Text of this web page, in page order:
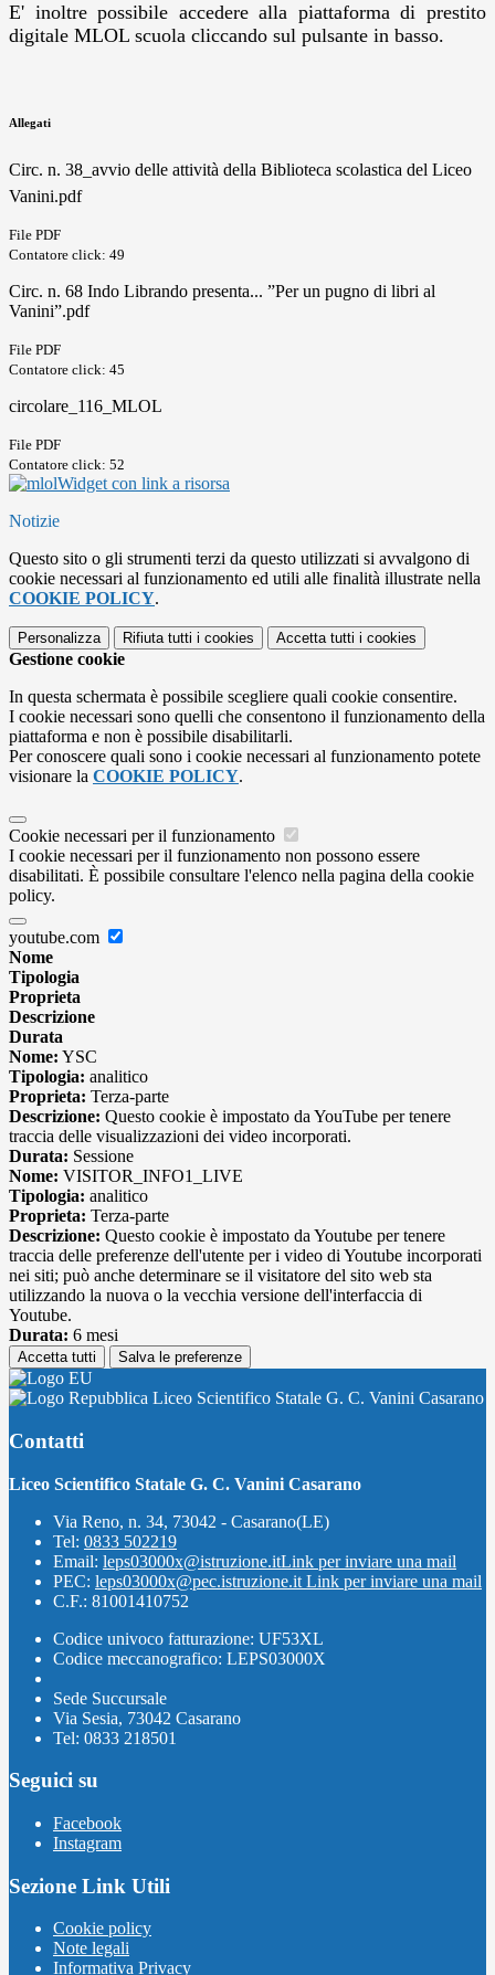
E' inoltre possibile accedere alla piattaforma di prestito
digitale MLOL scuola cliccando sul pulsante in basso.
Allegati
Circ. n. 38_avvio delle attività della Biblioteca scolastica del Liceo
Vanini.pdf
File PDF
Contatore click: 49
Circ. n. 68 Indo Librando presenta... ”Per un pugno di libri al
Vanini”.pdf
File PDF
Contatore click: 45
circolare_116_MLOL
File PDF
Contatore click: 52
Widget con link a risorsa
Notizie
Questo sito o gli strumenti terzi da questo utilizzati si avvalgono di
cookie necessari al funzionamento ed utili alle finalità illustrate nella
COOKIE POLICY.
Personalizza Rifiuta tutti i cookies Accetta tutti i cookies
Gestione cookie
In questa schermata è possibile scegliere quali cookie consentire.
I cookie necessari sono quelli che consentono il funzionamento della
piattaforma e non è possibile disabilitarli.
Per conoscere quali sono i cookie necessari al funzionamento potete
visionare la COOKIE POLICY.
Cookie necessari per il funzionamento
I cookie necessari per il funzionamento non possono essere
disabilitati. È possibile consultare l'elenco nella pagina della cookie
policy.
youtube.com
Nome
Tipologia
Proprieta
Descrizione
Durata
Nome: YSC
Tipologia: analitico
Proprieta: Terza-parte
Descrizione: Questo cookie è impostato da YouTube per tenere
traccia delle visualizzazioni dei video incorporati.
Durata: Sessione
Nome: VISITOR_INFO1_LIVE
Tipologia: analitico
Proprieta: Terza-parte
Descrizione: Questo cookie è impostato da Youtube per tenere
traccia delle preferenze dell'utente per i video di Youtube incorporati
nei siti; può anche determinare se il visitatore del sito web sta
utilizzando la nuova o la vecchia versione dell'interfaccia di
Youtube.
Durata: 6 mesi
Accetta tutti Salva le preferenze
Liceo Scientifico Statale G. C. Vanini Casarano
Contatti
Liceo Scientifico Statale G. C. Vanini Casarano
Via Reno, n. 34, 73042 - Casarano(LE)
Tel: 0833 502219
Email: leps03000x@istruzione.itLink per inviare una mail
PEC: leps03000x@pec.istruzione.it Link per inviare una mail
C.F.: 81001410752
Codice univoco fatturazione: UF53XL
Codice meccanografico: LEPS03000X
Sede Succursale
Via Sesia, 73042 Casarano
Tel: 0833 218501
Seguici su
Facebook
Instagram
Sezione Link Utili
Cookie policy
Note legali
Informativa Privacy